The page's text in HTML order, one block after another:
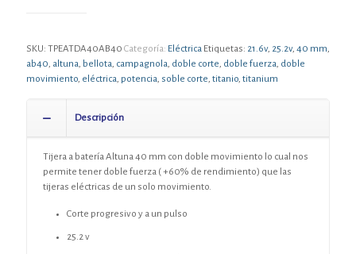
SKU: TPEATDA40AB40 Categoría: Eléctrica Etiquetas: 21.6v, 25.2v, 40 mm,
ab40, altuna, bellota, campagnola, doble corte, doble fuerza, doble
movimiento, eléctrica, potencia, soble corte, titanio, titanium
Descripción
Tijera a batería Altuna 40 mm con doble movimiento lo cual nos
permite tener doble fuerza ( +60% de rendimiento) que las
tijeras eléctricas de un solo movimiento.
Corte progresivo y a un pulso
25.2 v